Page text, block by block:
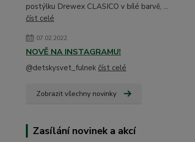
postýlku Drewex CLASICO v bílé barvě, ...
číst celé
07.02.2022
NOVĚ NA INSTAGRAMU!
@detskysvet_fulnek číst celé
Zobrazit všechny novinky
Zasílání novinek a akcí